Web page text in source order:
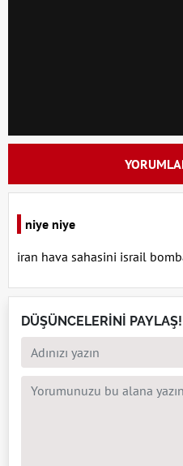
niye niye
iran hava sahasini israil
DÜŞÜNCELERİNİ PAYLAŞ!